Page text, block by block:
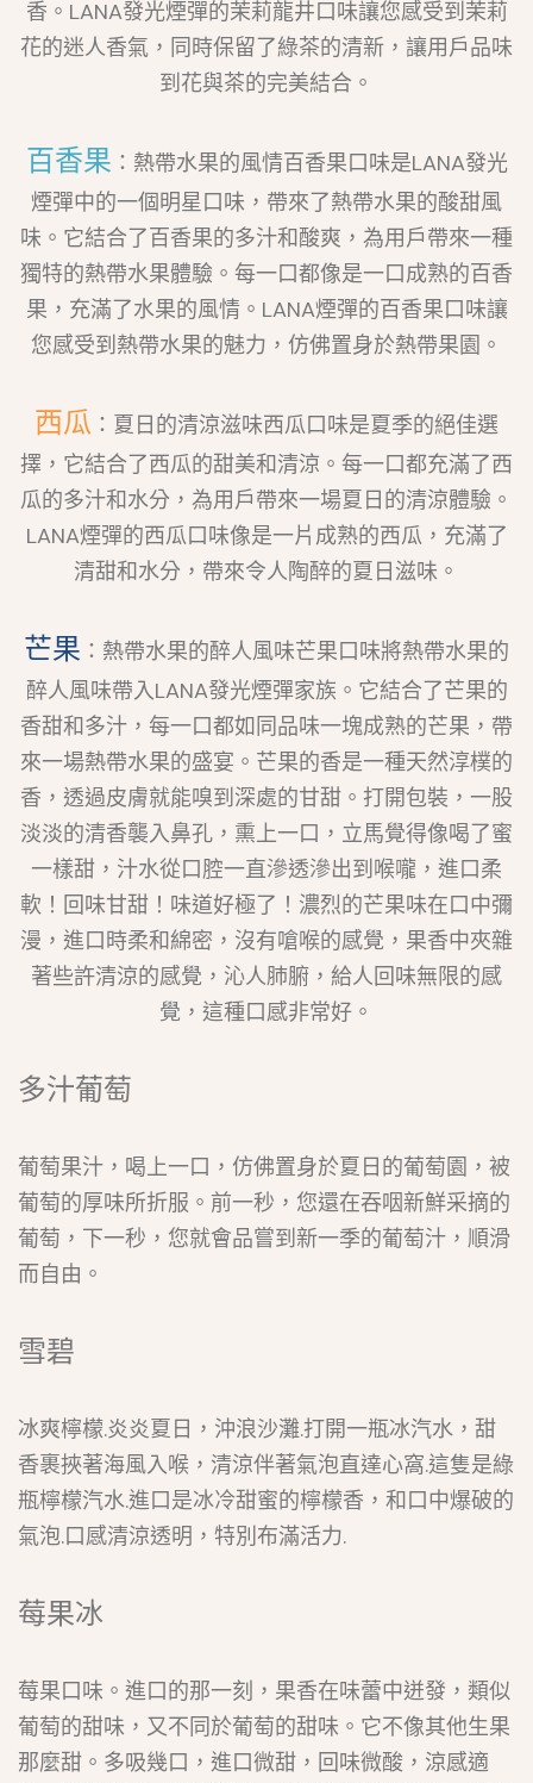
香。LANA發光煙彈的茉莉龍井口味讓您感受到茉莉
花的迷人香氣，同時保留了綠茶的清新，讓用戶品味
到花與茶的完美結合。
百香果 ：熱帶水果的風情百香果口味是LANA發光
煙彈中的一個明星口味，帶來了熱帶水果的酸甜風
味。它結合了百香果的多汁和酸爽，為用戶帶來一種
獨特的熱帶水果體驗。每一口都像是一口成熟的百香
果，充滿了水果的風情。LANA煙彈的百香果口味讓
您感受到熱帶水果的魅力，仿佛置身於熱帶果園。
西瓜 ：夏日的清涼滋味西瓜口味是夏季的絕佳選
擇，它結合了西瓜的甜美和清涼。每一口都充滿了西
瓜的多汁和水分，為用戶帶來一場夏日的清涼體驗。
LANA煙彈的西瓜口味像是一片成熟的西瓜，充滿了
清甜和水分，帶來令人陶醉的夏日滋味。
芒果 ：熱帶水果的醉人風味芒果口味將熱帶水果的
醉人風味帶入LANA發光煙彈家族。它結合了芒果的
香甜和多汁，每一口都如同品味一塊成熟的芒果，帶
來一場熱帶水果的盛宴。芒果的香是一種天然淳樸的
香，透過皮膚就能嗅到深處的甘甜。打開包裝，一股
淡淡的清香襲入鼻孔，熏上一口，立馬覺得像喝了蜜
一樣甜，汁水從口腔一直滲透滲出到喉嚨，進口柔
軟！回味甘甜！味道好極了！濃烈的芒果味在口中彌
漫，進口時柔和綿密，沒有嗆喉的感覺，果香中夾雜
著些許清涼的感覺，沁人肺腑，給人回味無限的感
覺，這種口感非常好。
多汁葡萄
葡萄果汁，喝上一口，仿佛置身於夏日的葡萄園，被
葡萄的厚味所折服。前一秒，您還在吞咽新鮮采摘的
葡萄，下一秒，您就會品嘗到新一季的葡萄汁，順滑
而自由。
雪碧
冰爽檸檬.炎炎夏日，沖浪沙灘.打開一瓶冰汽水，甜
香裹挾著海風入喉，清涼伴著氣泡直達心窩.這隻是綠
瓶檸檬汽水.進口是冰冷甜蜜的檸檬香，和口中爆破的
氣泡.口感清涼透明，特別布滿活力.
莓果冰
莓果口味。進口的那一刻，果香在味蕾中迸發，類似
葡萄的甜味，又不同於葡萄的甜味。它不像其他生果
那麼甜。多吸幾口，進口微甜，回味微酸，涼感適